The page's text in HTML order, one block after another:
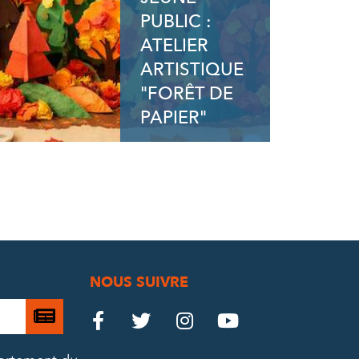
PUBLIC :
ATELIER
ARTISTIQUE
"FORÊT DE
PAPIER"
Je
m’abonne
NOUS SUIVRE
Le

Le

Le

Le
